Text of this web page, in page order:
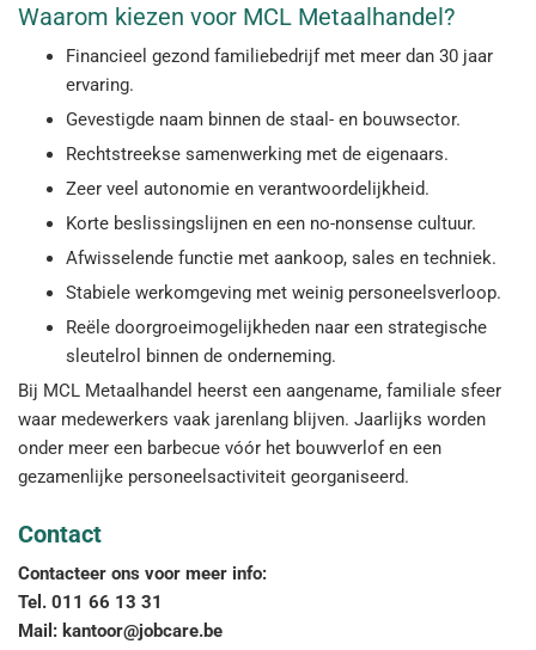
Waarom kiezen voor MCL Metaalhandel?
Financieel gezond familiebedrijf met meer dan 30 jaar
ervaring.
Gevestigde naam binnen de staal- en bouwsector.
Rechtstreekse samenwerking met de eigenaars.
Zeer veel autonomie en verantwoordelijkheid.
Korte beslissingslijnen en een no-nonsense cultuur.
Afwisselende functie met aankoop, sales en techniek.
Stabiele werkomgeving met weinig personeelsverloop.
Reële doorgroeimogelijkheden naar een strategische
sleutelrol binnen de onderneming.
Bij MCL Metaalhandel heerst een aangename, familiale sfeer
waar medewerkers vaak jarenlang blijven. Jaarlijks worden
onder meer een barbecue vóór het bouwverlof en een
gezamenlijke personeelsactiviteit georganiseerd.
Contact
Contacteer ons voor meer info:
Tel. 011 66 13 31
Mail: kantoor@jobcare.be